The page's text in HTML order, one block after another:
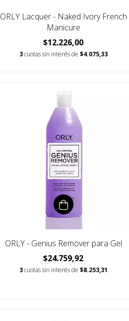
ORLY Lacquer - Naked Ivory French
Manicure
$12.226,00
3cuotas sin interés de $4.075,33
ORLY - Genius Remover para Gel
$24.759,92
3cuotas sin interés de $8.253,31